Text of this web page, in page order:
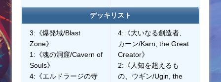
デッキリスト
3:《爆発域/Blast
Zone》
1:《魂の洞窟/Cavern of
Souls》
4:《エルドラージの寺
4:《大いなる創造者、
カーン/Karn, the Great
Creator》
2:《人知を超えるも
の、ウギン/Ugin, the